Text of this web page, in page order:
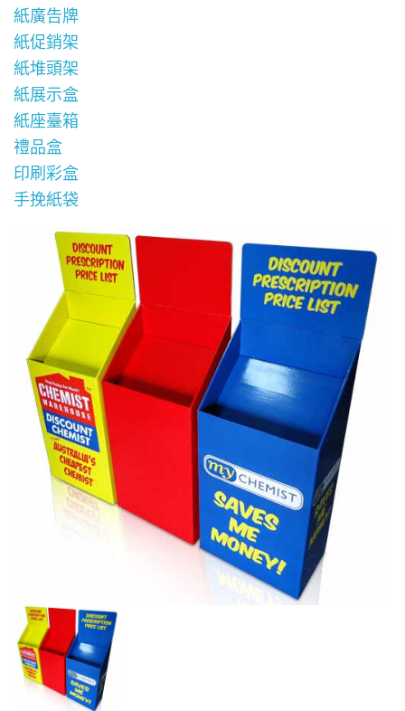
紙廣告牌
紙促銷架
紙堆頭架
紙展示盒
紙座臺箱
禮品盒
印刷彩盒
手挽紙袋